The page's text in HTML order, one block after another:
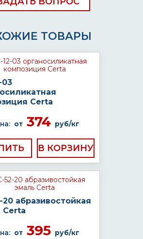
ТОВАРЫ
03
Certa
от 374 руб/кг
абразивостойкая
Certa
от 395 руб/кг